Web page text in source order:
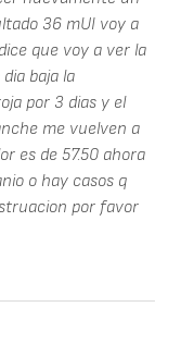
36 mUI voy a
que voy a ver la
baja la
por 3 dias y el
me vuelven a
es de 57.50 ahora
o hay casos q
por favor